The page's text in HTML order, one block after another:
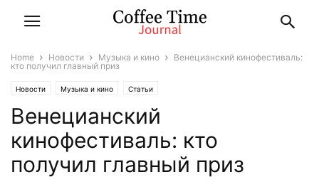
Home Новости Музыка и кино
Венецианский кинофестиваль:
кто получил главный приз
Новости Музыка и кино Статьи
Венецианский
кинофестиваль: кто
получил главный приз